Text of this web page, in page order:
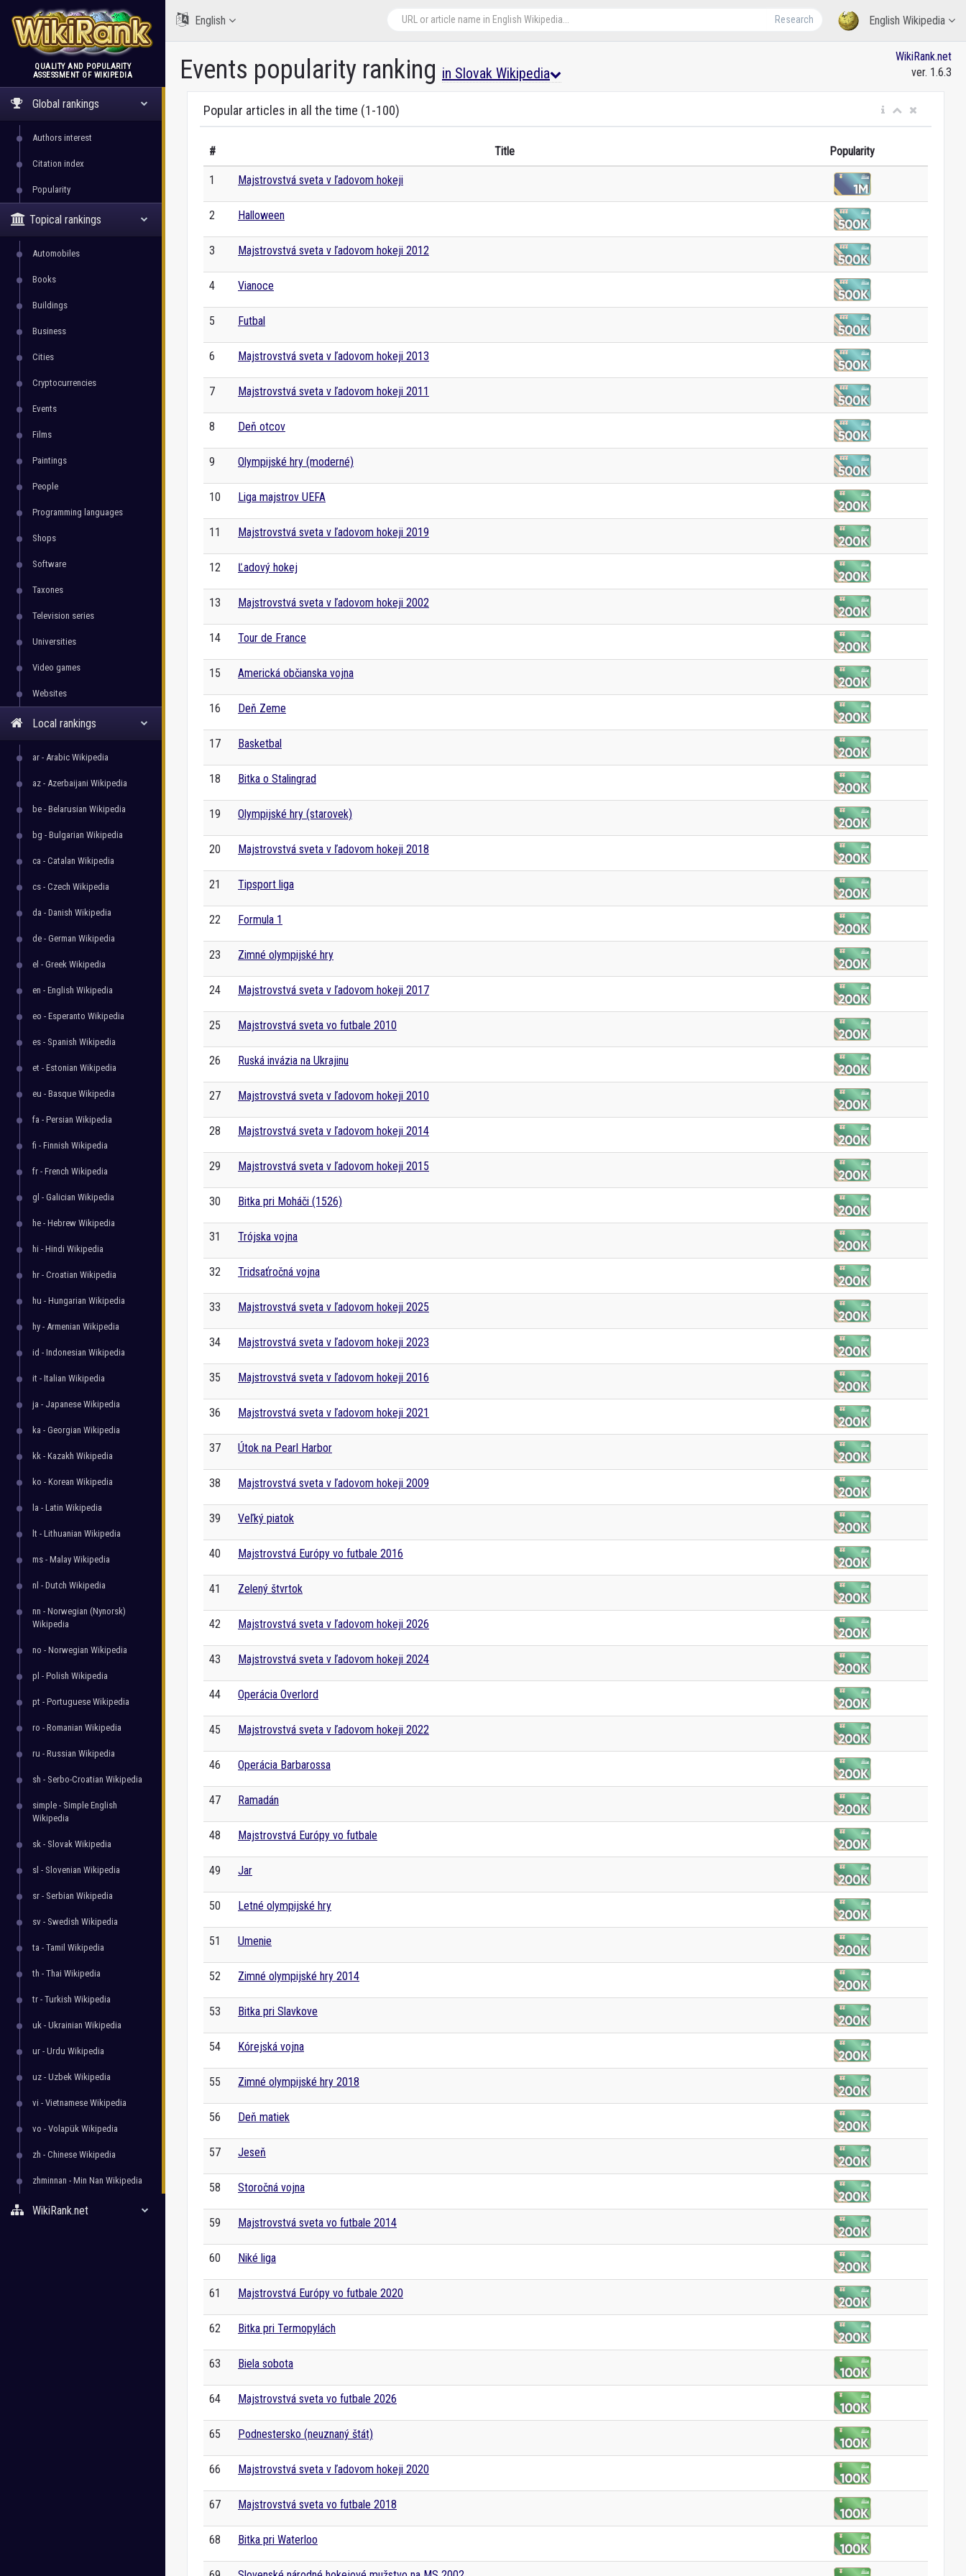
WikiRank
QUALITY AND POPULARITY
ASSESSMENT OF WIKIPEDIA
Global rankings
Authors interest
Citation index
Popularity
Topical rankings
Automobiles
Books
Buildings
Business
Cities
Cryptocurrencies
Events
Films
Paintings
People
Programming languages
Shops
Software
Taxones
Television series
Universities
Video games
Websites
Local rankings
ar - Arabic Wikipedia
az - Azerbaijani Wikipedia
be - Belarusian Wikipedia
bg - Bulgarian Wikipedia
ca - Catalan Wikipedia
cs - Czech Wikipedia
da - Danish Wikipedia
de - German Wikipedia
el - Greek Wikipedia
en - English Wikipedia
eo - Esperanto Wikipedia
es - Spanish Wikipedia
et - Estonian Wikipedia
eu - Basque Wikipedia
fa - Persian Wikipedia
fi - Finnish Wikipedia
fr - French Wikipedia
gl - Galician Wikipedia
he - Hebrew Wikipedia
hi - Hindi Wikipedia
hr - Croatian Wikipedia
hu - Hungarian Wikipedia
hy - Armenian Wikipedia
id - Indonesian Wikipedia
it - Italian Wikipedia
ja - Japanese Wikipedia
ka - Georgian Wikipedia
kk - Kazakh Wikipedia
ko - Korean Wikipedia
la - Latin Wikipedia
lt - Lithuanian Wikipedia
ms - Malay Wikipedia
nl - Dutch Wikipedia
nn - Norwegian (Nynorsk)
Wikipedia
no - Norwegian Wikipedia
pl - Polish Wikipedia
pt - Portuguese Wikipedia
ro - Romanian Wikipedia
ru - Russian Wikipedia
sh - Serbo-Croatian Wikipedia
simple - Simple English
Wikipedia
sk - Slovak Wikipedia
sl - Slovenian Wikipedia
sr - Serbian Wikipedia
sv - Swedish Wikipedia
ta - Tamil Wikipedia
th - Thai Wikipedia
tr - Turkish Wikipedia
uk - Ukrainian Wikipedia
ur - Urdu Wikipedia
uz - Uzbek Wikipedia
vi - Vietnamese Wikipedia
vo - Volapük Wikipedia
zh - Chinese Wikipedia
zhminnan - Min Nan Wikipedia
WikiRank.net
English Wikipedia
Research
English
Events popularity ranking in Slovak Wikipedia
WikiRank.net
ver. 1.6.3
Popular articles in all the time (1-100)
# Title Popularity
1 Majstrovstvá sveta v ľadovom hokeji
2 Halloween
3 Majstrovstvá sveta v ľadovom hokeji 2012
4 Vianoce
5 Futbal
6 Majstrovstvá sveta v ľadovom hokeji 2013
7 Majstrovstvá sveta v ľadovom hokeji 2011
8 Deň otcov
9 Olympijské hry (moderné)
10 Liga majstrov UEFA
11 Majstrovstvá sveta v ľadovom hokeji 2019
12 Ľadový hokej
13 Majstrovstvá sveta v ľadovom hokeji 2002
14 Tour de France
15 Americká občianska vojna
16 Deň Zeme
17 Basketbal
18 Bitka o Stalingrad
19 Olympijské hry (starovek)
20 Majstrovstvá sveta v ľadovom hokeji 2018
21 Tipsport liga
22 Formula 1
23 Zimné olympijské hry
24 Majstrovstvá sveta v ľadovom hokeji 2017
25 Majstrovstvá sveta vo futbale 2010
26 Ruská invázia na Ukrajinu
27 Majstrovstvá sveta v ľadovom hokeji 2010
28 Majstrovstvá sveta v ľadovom hokeji 2014
29 Majstrovstvá sveta v ľadovom hokeji 2015
30 Bitka pri Moháči (1526)
31 Trójska vojna
32 Tridsaťročná vojna
33 Majstrovstvá sveta v ľadovom hokeji 2025
34 Majstrovstvá sveta v ľadovom hokeji 2023
35 Majstrovstvá sveta v ľadovom hokeji 2016
36 Majstrovstvá sveta v ľadovom hokeji 2021
37 Útok na Pearl Harbor
38 Majstrovstvá sveta v ľadovom hokeji 2009
39 Veľký piatok
40 Majstrovstvá Európy vo futbale 2016
41 Zelený štvrtok
42 Majstrovstvá sveta v ľadovom hokeji 2026
43 Majstrovstvá sveta v ľadovom hokeji 2024
44 Operácia Overlord
45 Majstrovstvá sveta v ľadovom hokeji 2022
46 Operácia Barbarossa
47 Ramadán
48 Majstrovstvá Európy vo futbale
49 Jar
50 Letné olympijské hry
51 Umenie
52 Zimné olympijské hry 2014
53 Bitka pri Slavkove
54 Kórejská vojna
55 Zimné olympijské hry 2018
56 Deň matiek
57 Jeseň
58 Storočná vojna
59 Majstrovstvá sveta vo futbale 2014
60 Niké liga
61 Majstrovstvá Európy vo futbale 2020
62 Bitka pri Termopylách
63 Biela sobota
64 Majstrovstvá sveta vo futbale 2026
65 Podnestersko (neuznaný štát)
66 Majstrovstvá sveta v ľadovom hokeji 2020
67 Majstrovstvá sveta vo futbale 2018
68 Bitka pri Waterloo